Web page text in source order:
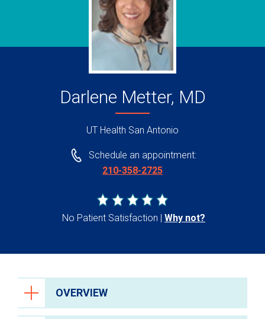
Darlene Metter, MD
UT Health San Antonio
Schedule an appointment:
210-358-2725
No Patient Satisfaction Why not?
OVERVIEW